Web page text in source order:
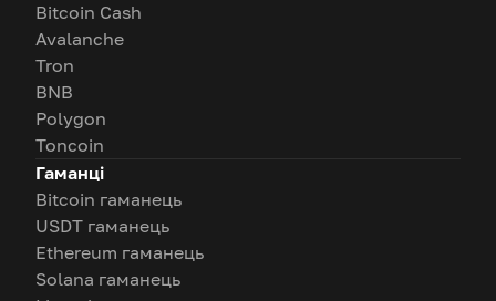
Bitcoin Cash
Avalanche
Tron
BNB
Polygon
Toncoin
Гаманці
Bitcoin гаманець
USDT гаманець
Ethereum гаманець
Solana гаманець